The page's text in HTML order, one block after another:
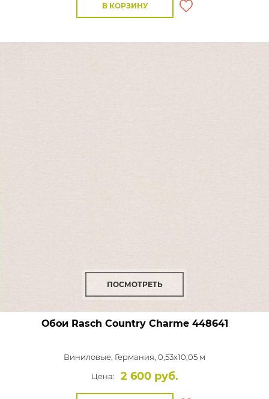
В КОРЗИНУ
ПОСМОТРЕТЬ
Обои Rasch Country Charme448641
Виниловые, Германия, 0,53x10,05 м
Цена:
2 600 руб.